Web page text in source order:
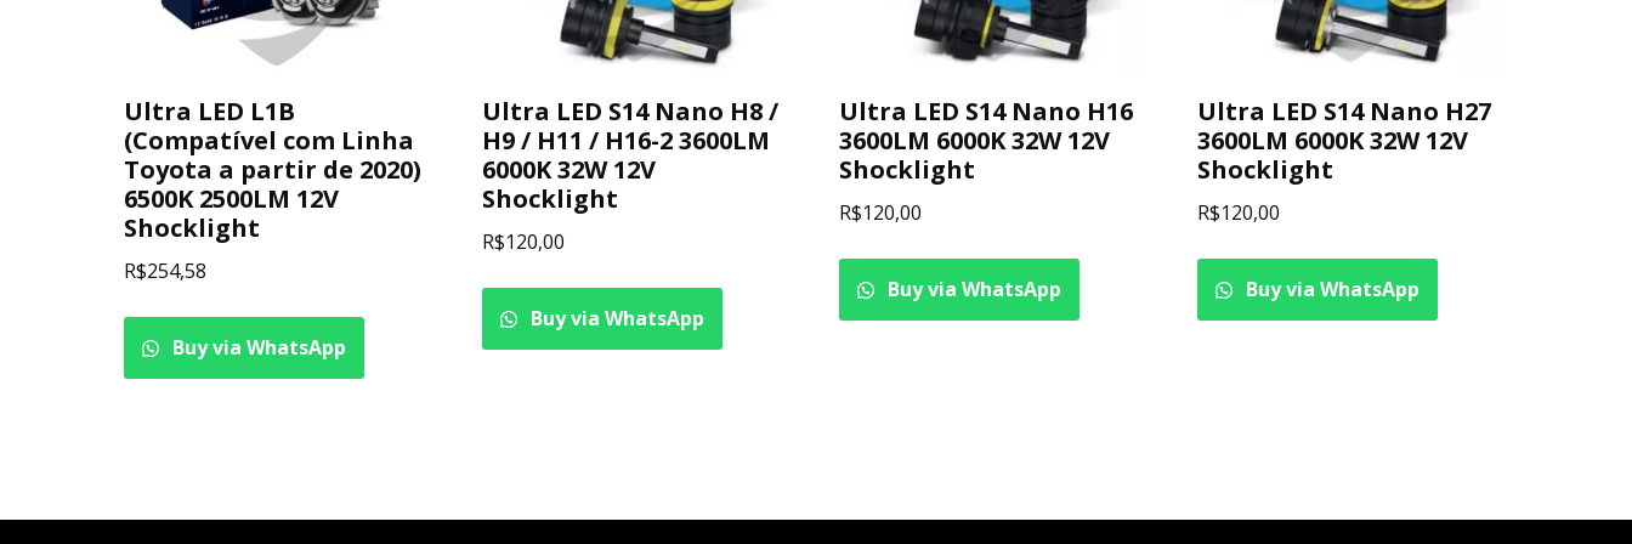
Ultra LED L1B
(Compatível com Linha
Toyota a partir de 2020)
6500K 2500LM 12V
Shocklight
R$254,58
Buy via WhatsApp
Ultra LED S14 Nano H8 /
H9 / H11 / H16-2 3600LM
6000K 32W 12V
Shocklight
R$120,00
Buy via WhatsApp
Ultra LED S14 Nano H16
3600LM 6000K 32W 12V
Shocklight
R$120,00
Buy via WhatsApp
Ultra LED S14 Nano H27
3600LM 6000K 32W 12V
Shocklight
R$120,00
Buy via WhatsApp